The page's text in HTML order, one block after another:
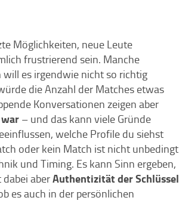
Möglichkeiten, neue Leute
frustrierend sein. Manche
will es irgendwie nicht so richtig
die Anzahl der Matches etwas
Konversationen zeigen aber
– und das kann viele Gründe
welche Profile du siehst
oder kein Match ist nicht unbedingt
und Timing. Es kann Sinn ergeben,
aberAuthentizität der Schlüssel
es auch in der persönlichen